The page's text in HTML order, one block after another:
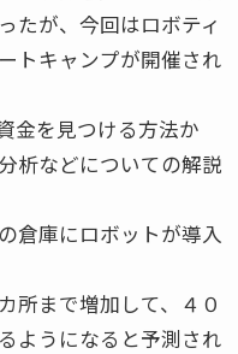
たが、今回はロボティ
トキャンプが開催され
金を見つける方法か
析などについての解説
倉庫にロボットが導入
所まで増加して、４０
ようになると予測され